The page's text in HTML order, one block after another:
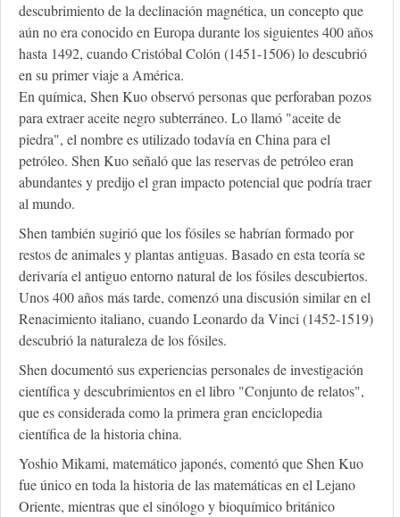
descubrimiento de la declinación magnética, un concepto que
aún no era conocido en Europa durante los siguientes 400 años
hasta 1492, cuando Cristóbal Colón (1451-1506) lo descubrió
en su primer viaje a América.
En química, Shen Kuo observó personas que perforaban pozos
para extraer aceite negro subterráneo. Lo llamó "aceite de
piedra", el nombre es utilizado todavía en China para el
petróleo. Shen Kuo señaló que las reservas de petróleo eran
abundantes y predijo el gran impacto potencial que podría traer
al mundo.
Shen también sugirió que los fósiles se habrían formado por
restos de animales y plantas antiguas. Basado en esta teoría se
derivaría el antiguo entorno natural de los fósiles descubiertos.
Unos 400 años más tarde, comenzó una discusión similar en el
Renacimiento italiano, cuando Leonardo da Vinci (1452-1519)
descubrió la naturaleza de los fósiles.
Shen documentó sus experiencias personales de investigación
científica y descubrimientos en el libro "Conjunto de relatos",
que es considerada como la primera gran enciclopedia
científica de la historia china.
Yoshio Mikami, matemático japonés, comentó que Shen Kuo
fue único en toda la historia de las matemáticas en el Lejano
Oriente, mientras que el sinólogo y bioquímico británico